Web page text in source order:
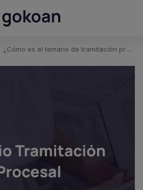
¿Cómo es el temario de tramitación procesal 2024?